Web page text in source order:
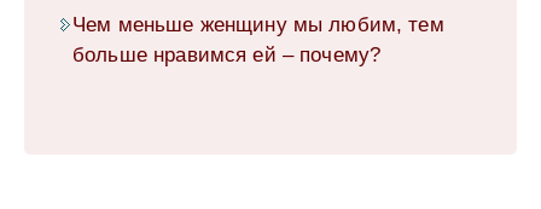
Чем меньше женщину мы любим, тем
больше нравимся ей – почему?